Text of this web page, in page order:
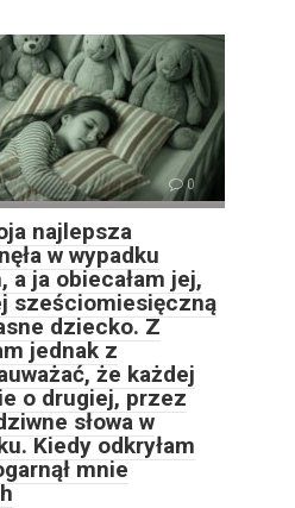
0
najlepsza
w wypadku
a ja obiecałam jej,
sześciomiesięczną
dziecko. Z
jednak z
że każdej
o drugiej, przez
słowa w
Kiedy odkryłam
mnie